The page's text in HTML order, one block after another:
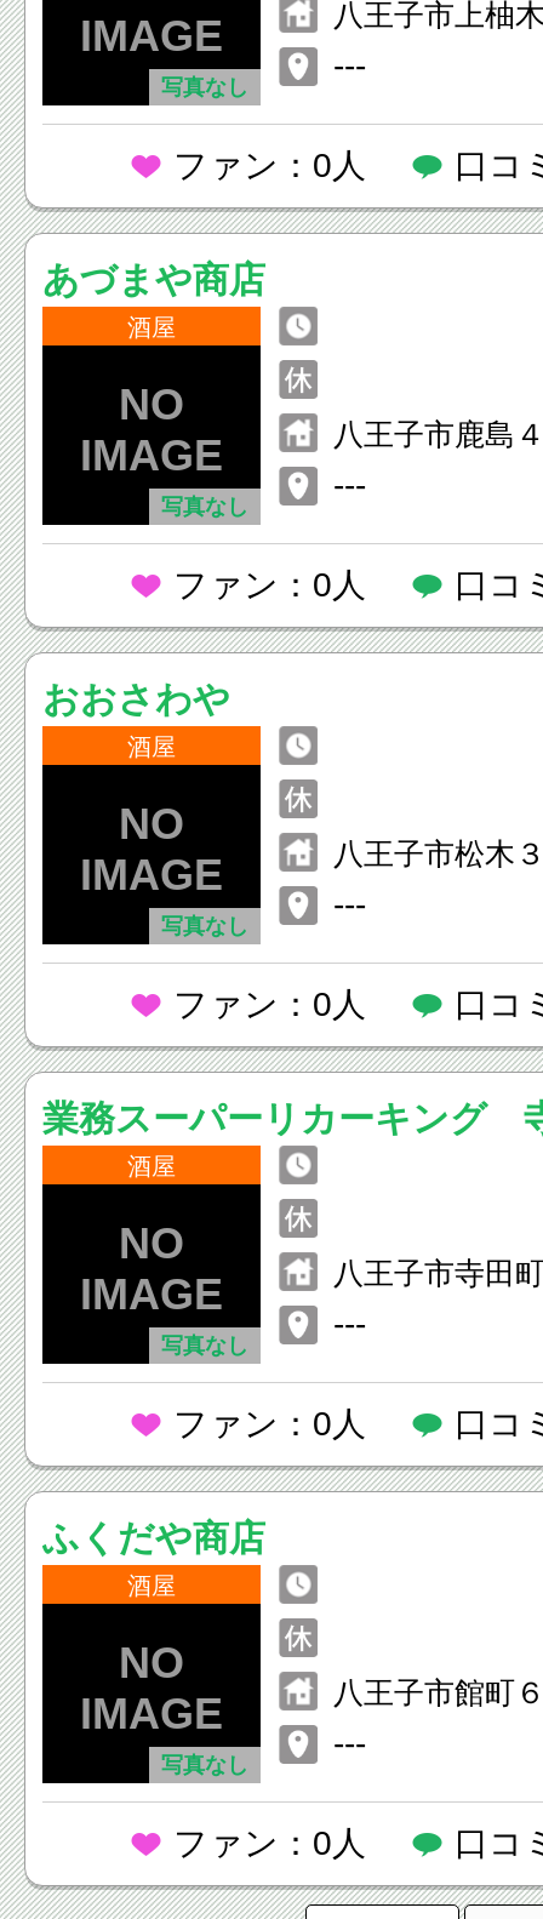
写真なし
八王子市上柚
---
ファン：0人 口コ
あづまや商店
酒屋
写真なし
八王子市鹿島
---
ファン：0人 口コ
おおさわや
酒屋
写真なし
八王子市松木
---
ファン：0人 口コ
業務スーパーリカーキング
酒屋
写真なし
八王子市寺田
---
ファン：0人 口コ
ふくだや商店
酒屋
写真なし
八王子市館町
---
ファン：0人 口コ